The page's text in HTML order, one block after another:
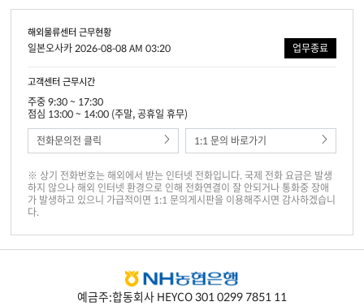
해외물류센터 근무현황
일본오사카 2026-08-08 AM 03:20 업무종료
고객센터 근무시간
주중 9:30 ~ 17:30
점심 13:00 ~ 14:00 (주말, 공휴일 휴무)
전화문의전 클릭
1:1 문의 바로가기
※ 상기 전화번호는 해외에서 받는 인터넷 전화입니다. 국제 전화 요금은 발생
하지 않으나 해외 인터넷 환경으로 인해 전화연결이 잘 안되거나 통화중 장애
가 발생하고 있으니 가급적이면 1:1 문의게시판을 이용해주시면 감사하겠습니
다.
예금주:합동회사 HEYCO 301 0299 7851 11